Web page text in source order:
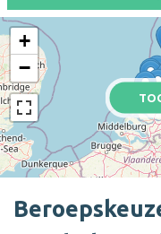
+
−